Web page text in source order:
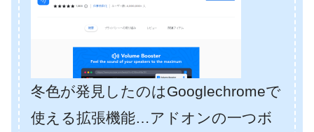
冬色が発見したのはGooglechromeで
使える拡張機能…アドオンの一つボ